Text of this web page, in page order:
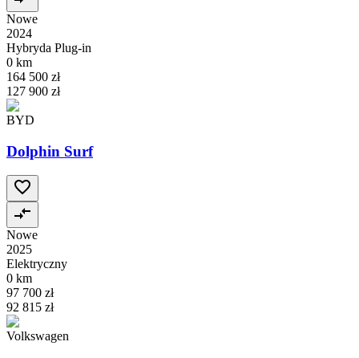
Nowe
2024
Hybryda Plug-in
0 km
164 500 zł
127 900 zł
BYD
Dolphin Surf
Nowe
2025
Elektryczny
0 km
97 700 zł
92 815 zł
Volkswagen